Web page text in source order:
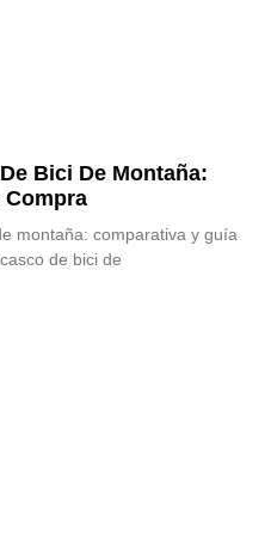
Bici De Montaña:
Compra
montaña: comparativa y guía
de bici de